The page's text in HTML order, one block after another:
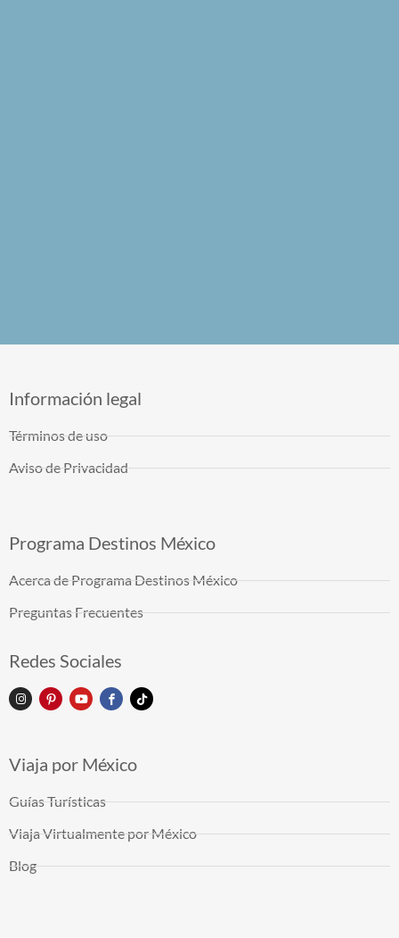
Información legal
Términos de uso
Aviso de Privacidad
Programa Destinos México
Acerca de Programa Destinos México
Preguntas Frecuentes
Redes Sociales
Viaja por México
Guías Turísticas
Viaja Virtualmente por México
Blog